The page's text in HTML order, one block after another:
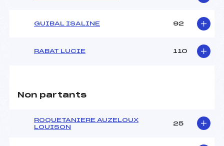
GUIBAL ISALINE 92
RABAT LUCIE 110
Non partants
ROQUETANIERE AUZELOUX
LOUISON
25